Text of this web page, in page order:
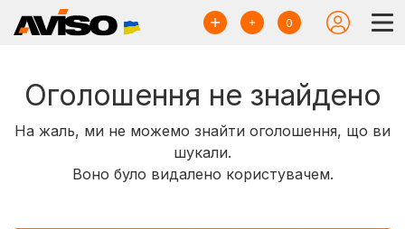
0
Оголошення не знайдено
На жаль, ми не можемо знайти оголошення, що ви
шукали.
Воно було видалено користувачем.